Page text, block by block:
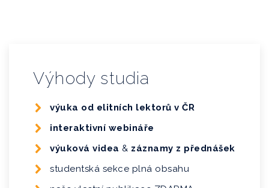
Výhody studia
výuka od elitních lektorů v ČR
interaktivní webináře
výuková videa & záznamy z přednášek
studentská sekce plná obsahu